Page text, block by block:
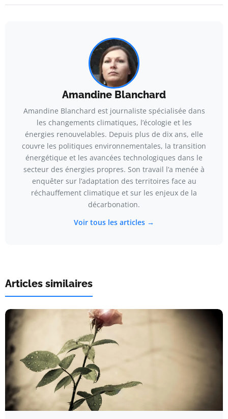
Amandine Blanchard
Amandine Blanchard est journaliste spécialisée dans
les changements climatiques, l’écologie et les
énergies renouvelables. Depuis plus de dix ans, elle
couvre les politiques environnementales, la transition
énergétique et les avancées technologiques dans le
secteur des énergies propres. Son travail l’a menée à
enquêter sur l’adaptation des territoires face au
réchauffement climatique et sur les enjeux de la
décarbonation.
Voir tous les articles →
Articles similaires